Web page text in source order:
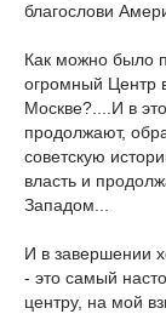
благослови
Как можно было
огромный Центр
Москве?....И в
продолжают,
советскую
власть и
Западом...
И в завершении
- это самый
центру, на мой